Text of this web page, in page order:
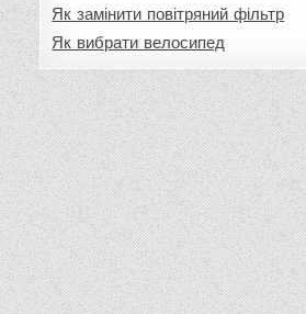
Як замінити повітряний фільтр
Як вибрати велосипед